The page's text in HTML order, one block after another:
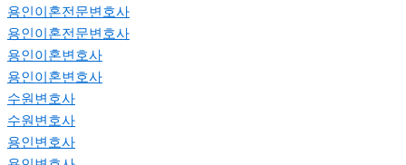
용인이혼전문변호사
용인이혼전문변호사
용인이혼변호사
용인이혼변호사
수원변호사
수원변호사
용인변호사